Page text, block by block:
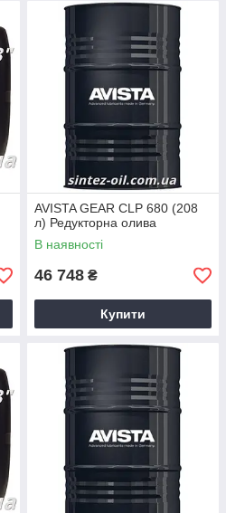
AVISTA GEAR CLP 680 (208
л) Редукторна олива
В наявності
46 748 ₴
Купити